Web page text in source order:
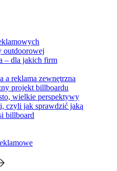
outdoorowej
– dla jakich firm
a reklama zewnętrzna
projekt billboardu
wielkie perspektywy
czyli jak sprawdzić jaką
billboard